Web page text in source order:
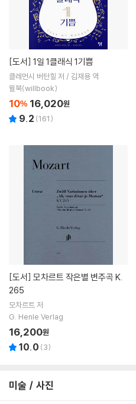
[도서] 1일 1클래식 1기쁨
클레먼시 버턴힐 저 / 김재용 역
윌북(willbook)
10% 16,020원
9.2 (161)
[도서]
265
모차르트 저
G. Henle Verlag
16,200원
10.0 (3)
미술 / 사진